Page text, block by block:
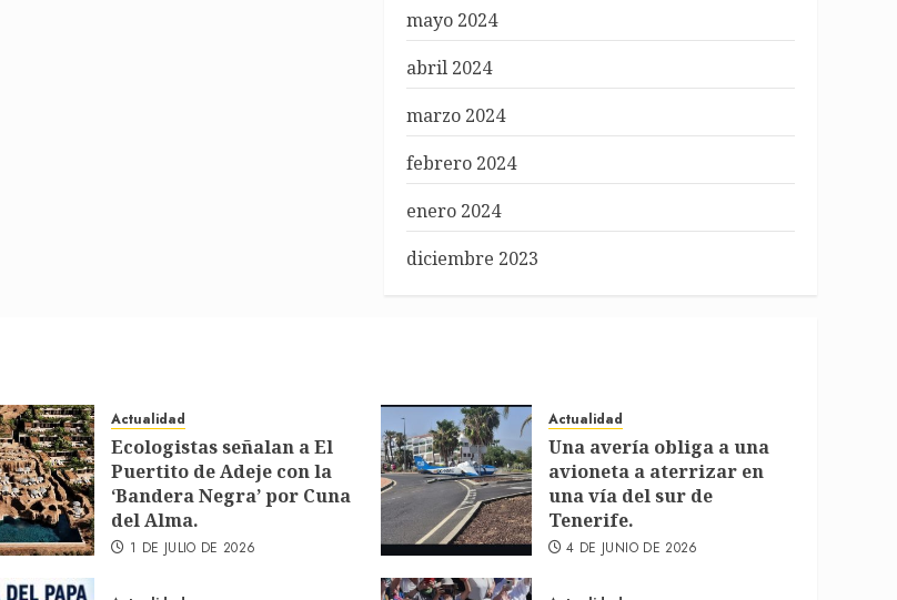
mayo 2024
abril 2024
marzo 2024
febrero 2024
enero 2024
diciembre 2023
Actualidad
Ecologistas señalan a El
Puertito de Adeje con la
‘Bandera Negra’ por Cuna
del Alma.
1 DE JULIO DE 2026
Actualidad
Una avería obliga a una
avioneta a aterrizar en
una vía del sur de
Tenerife.
4 DE JUNIO DE 2026